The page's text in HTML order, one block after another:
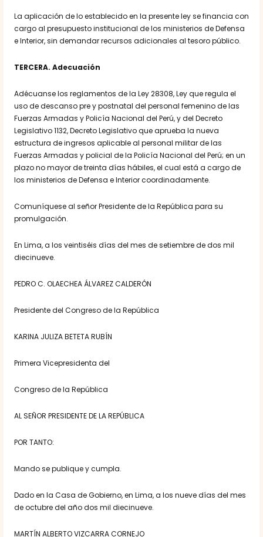
La aplicación de lo establecido en la presente ley se financia con
cargo al presupuesto institucional de los ministerios de Defensa
e Interior, sin demandar recursos adicionales al tesoro público.
TERCERA. Adecuación
Adécuanse los reglamentos de la Ley 28308, Ley que regula el
uso de descanso pre y postnatal del personal femenino de las
Fuerzas Armadas y Policía Nacional del Perú, y del Decreto
Legislativo 1132, Decreto Legislativo que aprueba la nueva
estructura de ingresos aplicable al personal militar de las
Fuerzas Armadas y policial de la Policía Nacional del Perú; en un
plazo no mayor de treinta días hábiles, el cual está a cargo de
los ministerios de Defensa e Interior coordinadamente.
Comuníquese al señor Presidente de la República para su
promulgación.
En Lima, a los veintiséis días del mes de setiembre de dos mil
diecinueve.
PEDRO C. OLAECHEA ÁLVAREZ CALDERÓN
Presidente del Congreso de la República
KARINA JULIZA BETETA RUBÍN
Primera Vicepresidenta del
Congreso de la República
AL SEÑOR PRESIDENTE DE LA REPÚBLICA
POR TANTO:
Mando se publique y cumpla.
Dado en la Casa de Gobierno, en Lima, a los nueve días del mes
de octubre del año dos mil diecinueve.
MARTÍN ALBERTO VIZCARRA CORNEJO